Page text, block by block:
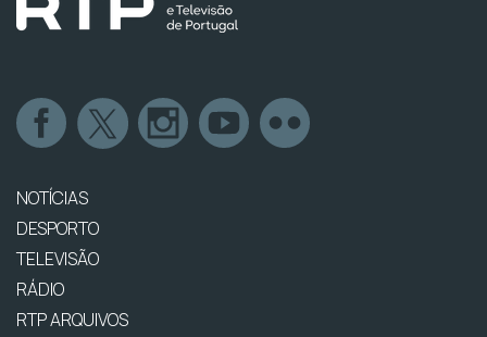
NOTÍCIAS
DESPORTO
TELEVISÃO
RÁDIO
RTP ARQUIVOS